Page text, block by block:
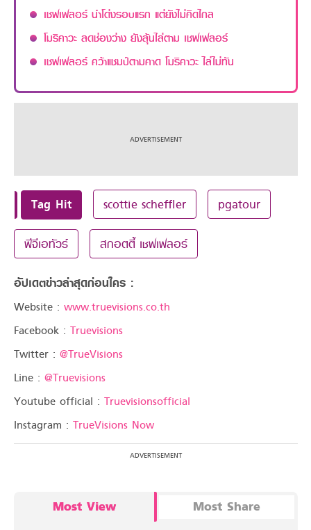
เชฟเฟลอร์ นำโด่งรอบแรก แต่ยังไม่คิดไกล
โมริคาวะ ลดช่องว่าง ยังลุ้นไล่ตาม เชฟเฟลอร์
เชฟเฟลอร์ คว้าแชมป์ตามคาด โมริคาวะ ไล่ไม่ทัน
Tag Hit scottie scheffler pgatour
พีจีเอทัวร์ สกอตตี้ เชฟเฟลอร์
อัปเดตข่าวล่าสุดก่อนใคร :
Website : www.truevisions.co.th
Facebook : Truevisions
Twitter : @TrueVisions
Line : @Truevisions
Youtube official : Truevisionsofficial
Instagram : TrueVisions Now
Most View Most Share